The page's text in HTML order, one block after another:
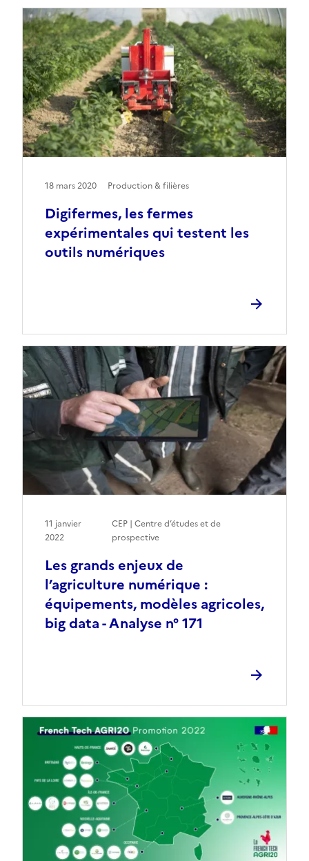
Digifermes, les fermes
expérimentales qui testent les
outils numériques
18 mars 2020 Production & filières
Les grands enjeux de
l’agriculture numérique :
équipements, modèles agricoles,
big data - Analyse n° 171
11 janvier
2022
CEP | Centre d’études et de
prospective